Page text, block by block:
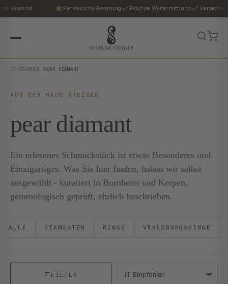
Versand Persönliche Beratung Präzise Wertermittlung
SCHMUCK PEAR DIAMANT
AUS DEM HAUS STEIGER
pear diamant
Ein erlesenes Schmuckstück ist etwas Besonderes und
Einzigartiges. Was Sie hier finden, haben wir selbst
ausgewählt - kuratiert in Bornheim und Kerpen,
gemmologisch geprüft, ehrlich beschrieben.
ALLE DIAMANTEN RINGE VERLOBUNGSRINGE
FILTER SORTIEREN: